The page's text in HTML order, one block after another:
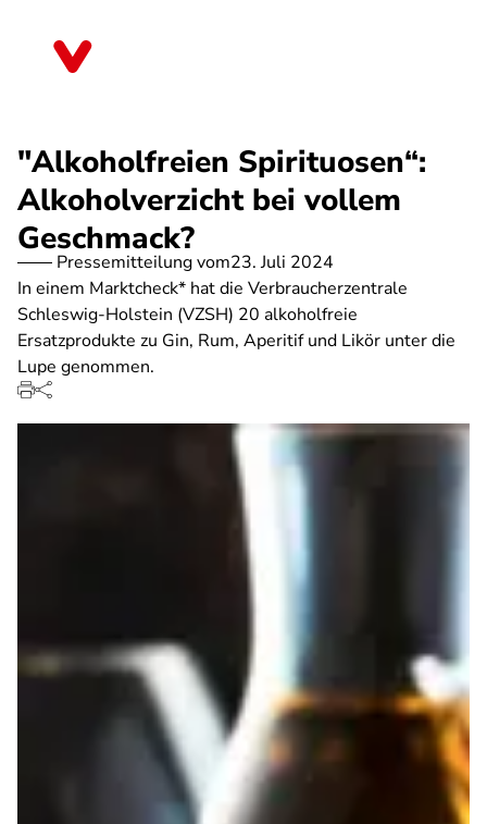
"Alkoholfreien Spirituosen“:
Alkoholverzicht bei vollem
Geschmack?
Pressemitteilung vom23. Juli 2024
In einem Marktcheck* hat die Verbraucherzentrale
Schleswig-Holstein (VZSH) 20 alkoholfreie
Ersatzprodukte zu Gin, Rum, Aperitif und Likör unter die
Lupe genommen.